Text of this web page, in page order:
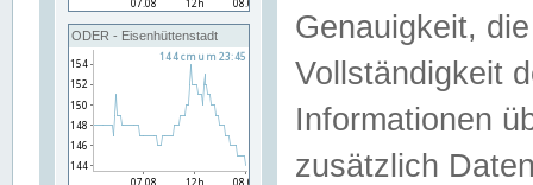
ODER - Eisenhüttenstadt
Genauigkeit,
Vollständigkeit
Informationen
zusätzlich